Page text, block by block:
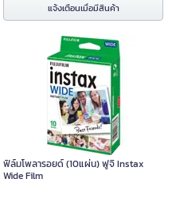
แจ้งเตือนเมื่อมีสินค้า
ฟิล์มโพลารอยด์ (10แผ่น) ฟูจิ Instax
Wide Film